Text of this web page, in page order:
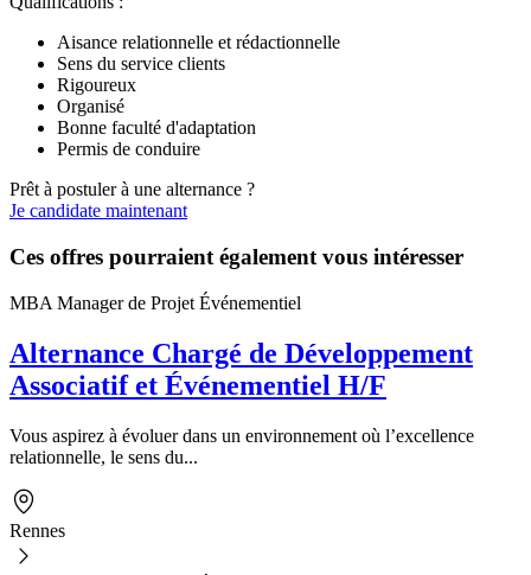
Aisance relationnelle et rédactionnelle
Sens du service clients
Rigoureux
Organisé
Bonne faculté d'adaptation
Permis de conduire
Prêt à postuler à une alternance ?
Je candidate maintenant
Ces offres pourraient également vous intéresser
MBA Manager de Projet Événementiel
Alternance Chargé de Développement
Associatif et Événementiel H/F
Vous aspirez à évoluer dans un environnement où l’excellence
relationnelle, le sens du...
Rennes